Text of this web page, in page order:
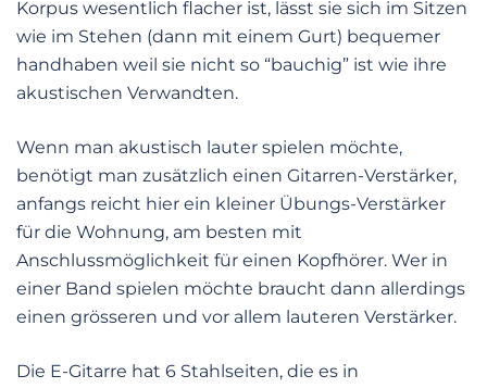
Korpus wesentlich flacher ist, lässt sie sich im Sitzen
wie im Stehen (dann mit einem Gurt) bequemer
handhaben weil sie nicht so “bauchig” ist wie ihre
akustischen Verwandten.
Wenn man akustisch lauter spielen möchte,
benötigt man zusätzlich einen Gitarren-Verstärker,
anfangs reicht hier ein kleiner Übungs-Verstärker
für die Wohnung, am besten mit
Anschlussmöglichkeit für einen Kopfhörer. Wer in
einer Band spielen möchte braucht dann allerdings
einen grösseren und vor allem lauteren Verstärker.
Die E-Gitarre hat 6 Stahlseiten, die es in